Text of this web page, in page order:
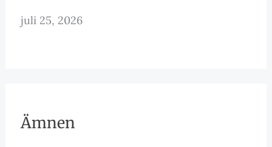
juli 25, 2026
Ämnen